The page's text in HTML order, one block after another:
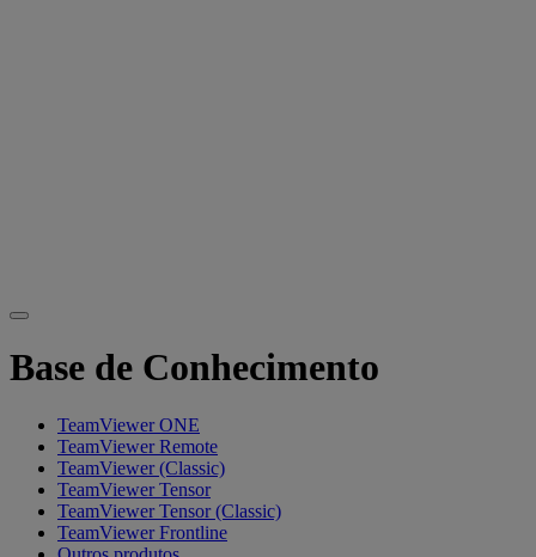
Base de Conhecimento
TeamViewer ONE
TeamViewer Remote
TeamViewer (Classic)
TeamViewer Tensor
TeamViewer Tensor (Classic)
TeamViewer Frontline